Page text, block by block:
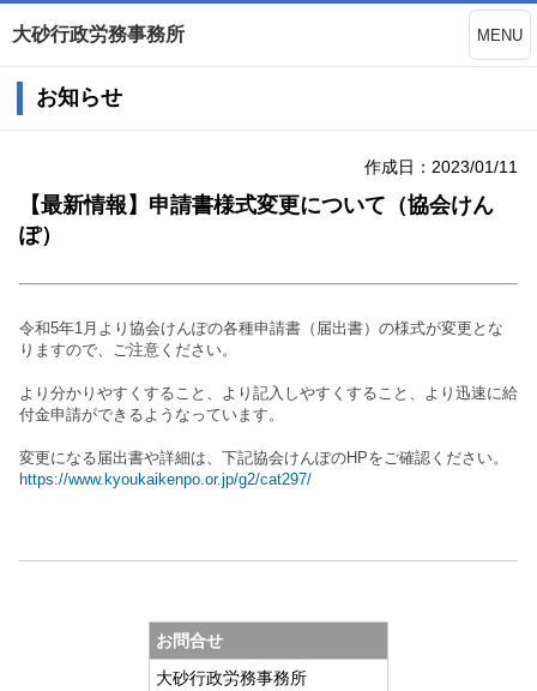
大砂行政労務事務所 MENU
お知らせ
作成日：2023/01/11
【最新情報】申請書様式変更について（協会けん
ぽ）
令和5年1月より協会けんぽの各種申請書（届出書）の様式が変更とな
りますので、ご注意ください。
より分かりやすくすること、より記入しやすくすること、より迅速に給
付金申請ができるようなっています。
変更になる届出書や詳細は、下記協会けんぽのHPをご確認ください。
https://www.kyoukaikenpo.or.jp/g2/cat297/
お問合せ
大砂行政労務事務所